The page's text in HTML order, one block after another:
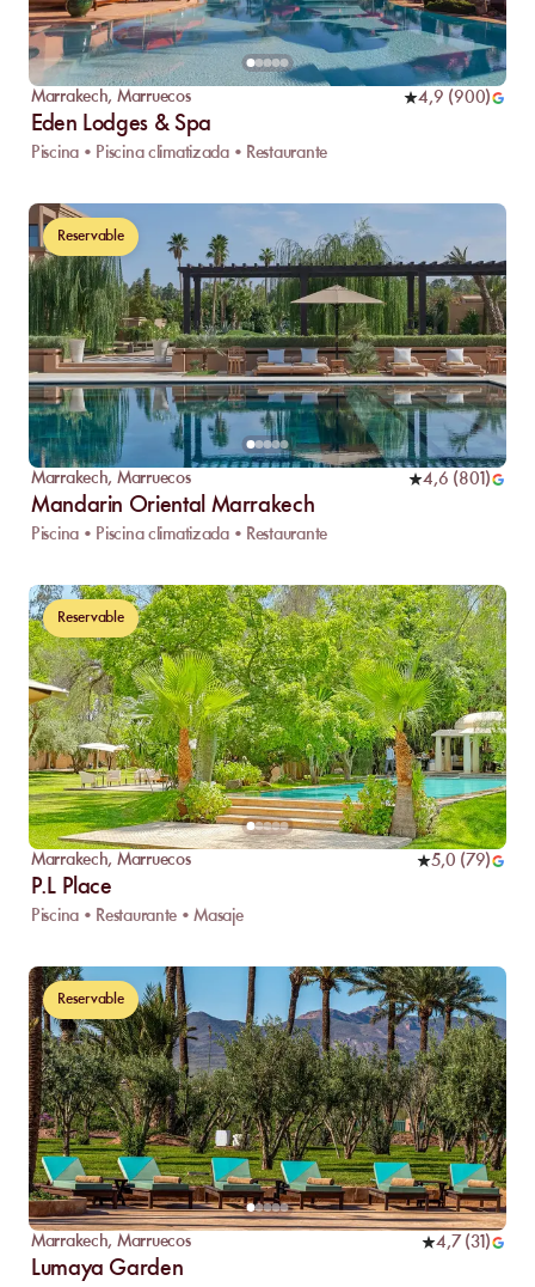
Marrakech, Marruecos 4,9 (900)
Eden Lodges & Spa
Piscina • Piscina climatizada • Restaurante
Reservable
Marrakech, Marruecos 4,6 (801 )
Mandarin Oriental Marrakech
Piscina • Piscina climatizada • Restaurante
Reservable
Marrakech, Marruecos 5,0 (79)
P.L Place
Piscina • Restaurante • Masaje
Reservable
Marrakech, Marruecos 4,7(31 )
Lumaya Garden